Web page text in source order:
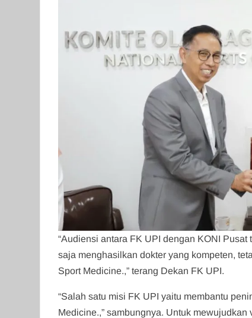
“Audiensi antara FK UPI dengan KONI
saja menghasilkan dokter yang kompeten,
Sport Medicine.,” terang Dekan FK UPI.
“Salah satu misi FK UPI yaitu membantu
Medicine.,” sambungnya. Untuk